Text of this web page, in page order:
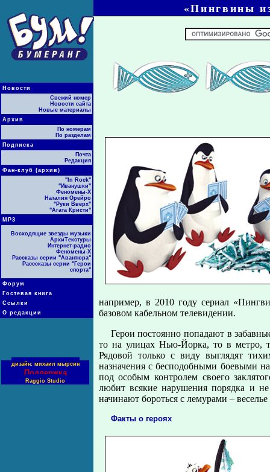
Новости
Свежий номер
Новости сайта
Новые материалы
Архив
По номерам
По разделам
Подписка
Почта
Редакция
Фан-клуб (архив)
"In Rock"
"Иванушки"
Феномены-Х
Наталия Орейро
"Руки Вверх"
"Агата Кристи"
МР3
Восходящие звезды музыки
АрхиТекстуры
Интернет-радио
Феномены-Х
Рассказы серии "Авантюра"
Расссказы серии "Герои
спорта"
Форум
Гостевая книга
Ссылки
О редакции
дизайн: михаил мырсин
Поддержка
Raggio Studio
«Пингвины
например, в 2010 году сериал
базовом кабельном телевидении.
Герои постоянно попадают в
то на улицах Нью-Йорка, то в метро,
Рядовой только с виду выглядят
назначения с бесподобными боевыми
под особым контролем своего
любит всякие нарушения порядка и
начинают бороться с лемурами –
Факты о героях